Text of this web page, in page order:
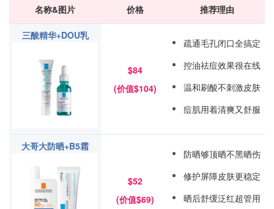
名称&图片 价格 推荐理由
三酸精华+DOU乳
$84
(价值$104)
疏通毛孔闭口全搞定
控油祛痘效果很在线
温和刷酸不刺激皮肤
痘肌用着清爽又舒服
大哥大防晒+B5霜
$52
(价值$69)
防晒够顶晒不黑晒伤
修护屏障皮肤更稳定
晒后舒缓泛红超管用